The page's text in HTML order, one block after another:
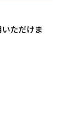
ただけま